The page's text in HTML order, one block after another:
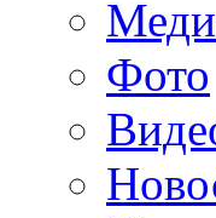
Фото